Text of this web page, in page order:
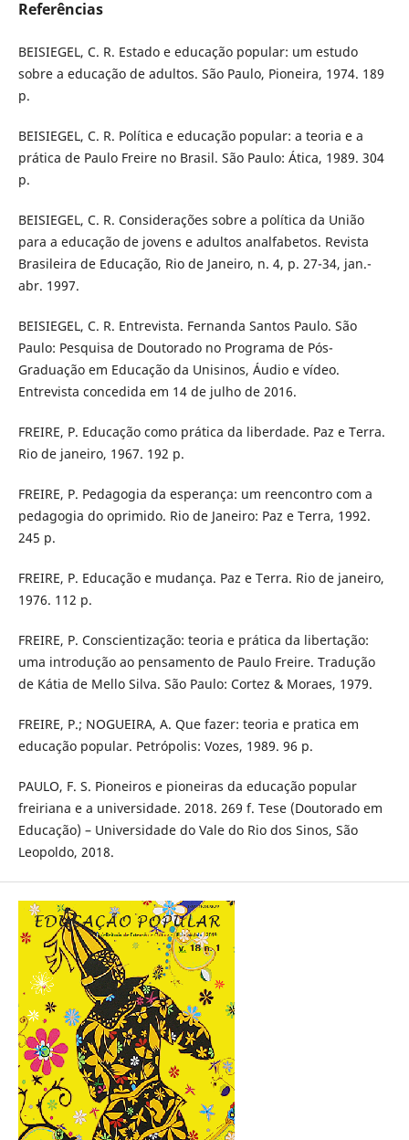
Referências
BEISIEGEL, C. R. Estado e educação popular: um estudo
sobre a educação de adultos. São Paulo, Pioneira, 1974. 189
p.
BEISIEGEL, C. R. Política e educação popular: a teoria e a
prática de Paulo Freire no Brasil. São Paulo: Ática, 1989. 304
p.
BEISIEGEL, C. R. Considerações sobre a política da União
para a educação de jovens e adultos analfabetos. Revista
Brasileira de Educação, Rio de Janeiro, n. 4, p. 27-34, jan.-
abr. 1997.
BEISIEGEL, C. R. Entrevista. Fernanda Santos Paulo. São
Paulo: Pesquisa de Doutorado no Programa de Pós-
Graduação em Educação da Unisinos, Áudio e vídeo.
Entrevista concedida em 14 de julho de 2016.
FREIRE, P. Educação como prática da liberdade. Paz e Terra.
Rio de janeiro, 1967. 192 p.
FREIRE, P. Pedagogia da esperança: um reencontro com a
pedagogia do oprimido. Rio de Janeiro: Paz e Terra, 1992.
245 p.
FREIRE, P. Educação e mudança. Paz e Terra. Rio de janeiro,
1976. 112 p.
FREIRE, P. Conscientização: teoria e prática da libertação:
uma introdução ao pensamento de Paulo Freire. Tradução
de Kátia de Mello Silva. São Paulo: Cortez & Moraes, 1979.
FREIRE, P.; NOGUEIRA, A. Que fazer: teoria e pratica em
educação popular. Petrópolis: Vozes, 1989. 96 p.
PAULO, F. S. Pioneiros e pioneiras da educação popular
freiriana e a universidade. 2018. 269 f. Tese (Doutorado em
Educação) – Universidade do Vale do Rio dos Sinos, São
Leopoldo, 2018.